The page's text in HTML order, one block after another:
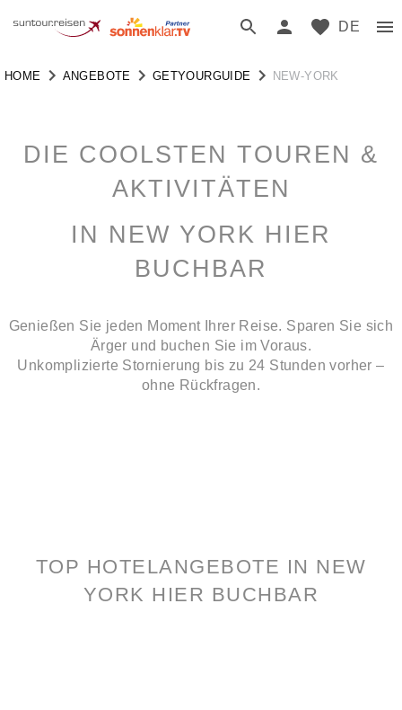
DE
HOME ANGEBOTE GETYOURGUIDE NEW-YORK
DIE COOLSTEN TOUREN &
AKTIVITÄTEN
IN NEW YORK HIER
BUCHBAR
Genießen Sie jeden Moment Ihrer Reise. Sparen Sie sich
Ärger und buchen Sie im Voraus.
Unkomplizierte Stornierung bis zu 24 Stunden vorher –
ohne Rückfragen.
TOP HOTELANGEBOTE IN NEW
YORK HIER BUCHBAR